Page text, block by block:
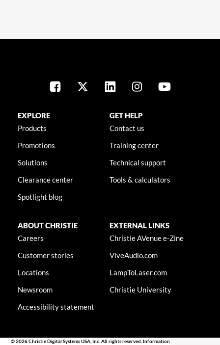
EXPLORE
Products
Promotions
Solutions
Clearance center
Spotlight blog
GET HELP
Contact us
Training center
Technical support
Tools & calculators
ABOUT CHRISTIE
Careers
Customer stories
Locations
Newsroom
Accessibility statement
EXTERNAL LINKS
Christie AVenue e-Zine
ViveAudio.com
LampToLaser.com
Christie University
© 2026 Christie Digital Systems USA, Inc. All rights reserved. Information